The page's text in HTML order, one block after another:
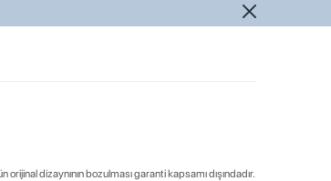
dizaynının bozulması garanti kapsamı dışındadır.